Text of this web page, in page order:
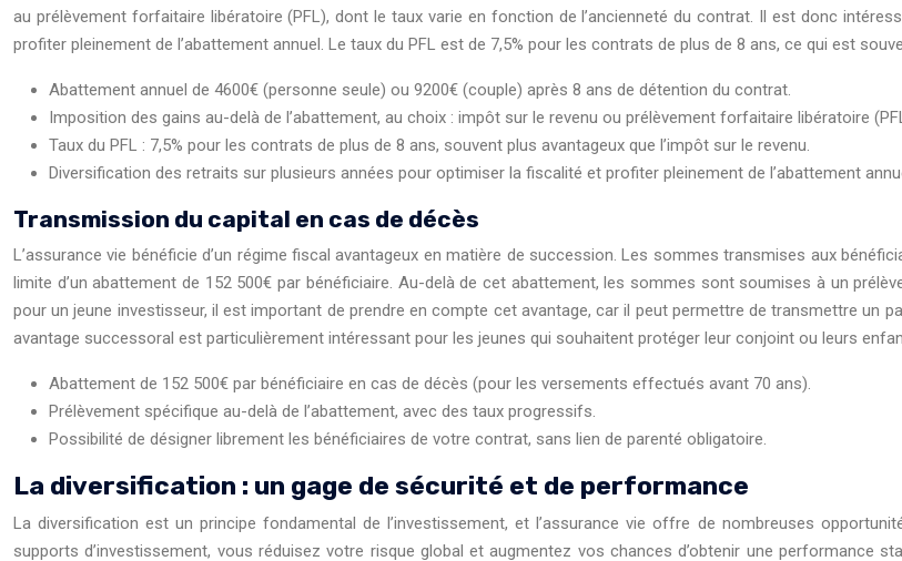
au prélèvement forfaitaire libératoire (PFL), dont le taux varie en fonction de l’ancienneté du contrat. Il est donc
profiter pleinement de l’abattement annuel. Le taux du PFL est de 7,5% pour les contrats de plus de 8 ans, ce qui est
Abattement annuel de 4600€ (personne seule) ou 9200€ (couple) après 8 ans de détention du contrat.
Imposition des gains au-delà de l’abattement, au choix : impôt sur le revenu ou prélèvement forfaitaire libératoire
Taux du PFL : 7,5% pour les contrats de plus de 8 ans, souvent plus avantageux que l’impôt sur le revenu.
Diversification des retraits sur plusieurs années pour optimiser la fiscalité et profiter pleinement de l’abattement
Transmission du capital en cas de décès
L’assurance vie bénéficie d’un régime fiscal avantageux en matière de succession. Les sommes transmises aux
limite d’un abattement de 152 500€ par bénéficiaire. Au-delà de cet abattement, les sommes sont soumises à un
pour un jeune investisseur, il est important de prendre en compte cet avantage, car il peut permettre de transmettre
avantage successoral est particulièrement intéressant pour les jeunes qui souhaitent protéger leur conjoint ou leurs
Abattement de 152 500€ par bénéficiaire en cas de décès (pour les versements effectués avant 70 ans).
Prélèvement spécifique au-delà de l’abattement, avec des taux progressifs.
Possibilité de désigner librement les bénéficiaires de votre contrat, sans lien de parenté obligatoire.
La diversification : un gage de sécurité et de performance
La diversification est un principe fondamental de l’investissement, et l’assurance vie offre de nombreuses
supports d’investissement, vous réduisez votre risque global et augmentez vos chances d’obtenir une performance